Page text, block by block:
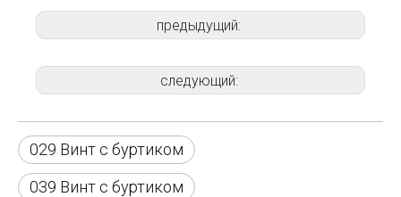
предыдущий:
следующий:
029 Винт с буртиком
039 Винт с буртиком